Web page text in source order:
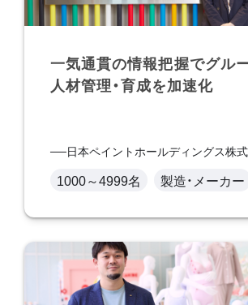
一気通貫の情報把握でグル
人材管理・育成を加速化
日本ペイントホールディングス株
1000～4999名 製造・メーカー